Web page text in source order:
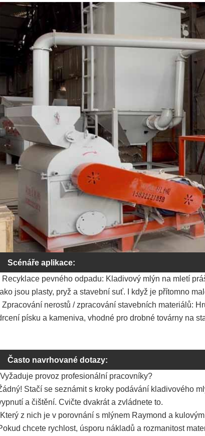
Scénáře aplikace:
Recyklace pevného odpadu: Kladivový mlýn na mletí
jsou plasty, pryž a stavební suť. I když je přítomno
Zpracování nerostů / zpracování stavebních materiálů:
písku a kameniva, vhodné pro drobné továrny na
Často navrhované dotazy:
provoz profesionální pracovníky?
Stačí se seznámit s kroky podávání kladivového
a čištění. Cvičte dvakrát a zvládnete to.
z nich je v porovnání s mlýnem Raymond a
chcete rychlost, úsporu nákladů a rozmanitost